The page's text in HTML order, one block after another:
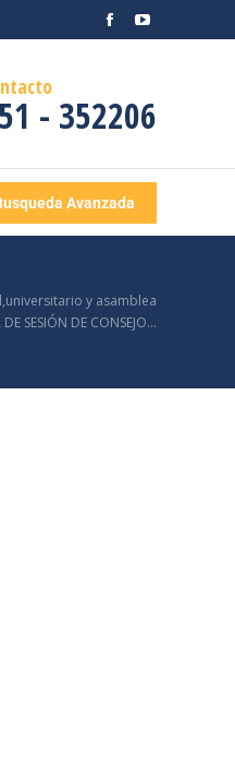
- 352206
Avanzada
y asamblea
SESIÓN DE CONSEJO…